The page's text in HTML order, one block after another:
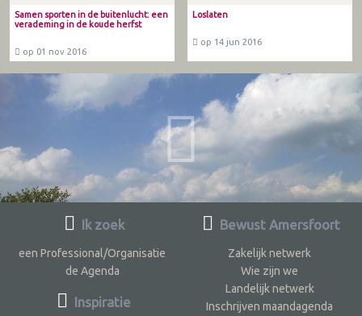
Samen sporten in de buitenlucht: een
verademing in de koude herfst
op 01 nov 2016
Loslaten
op 14 jun 2016
Ik zoek
een Professional/Organisatie
de Agenda
Inspiratie
Bewust Amersfoort
Zakelijk netwerk
Wie zijn we
Landelijk netwerk
Inschrijven maandagenda